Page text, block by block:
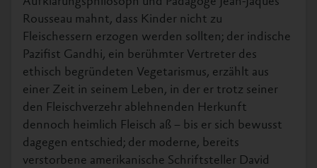
Rousseau mahnt, dass Kinder nicht zu
Fleischessern erzogen werden sollten; der indische
Pazifist Gandhi, ein berühmter Vertreter des
ethisch begründeten Vegetarismus, erzählt aus
einer Zeit in seinem Leben, in der er trotz seiner
den Fleischverzehr ablehnenden Herkunft
dennoch heimlich Fleisch aß – bis er sich bewusst
dagegen entschied; der moderne, bereits
verstorbene amerikanische Schriftsteller David